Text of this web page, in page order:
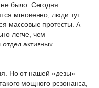
не было. Сегодня
мгновенно, люди тут
массовые протесты. А
легче, чем
активных
Но от нашей «дезы»
мощного резонанса,